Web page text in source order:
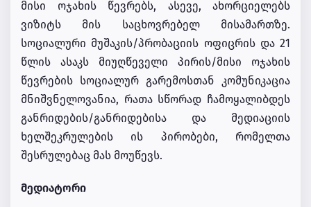
მისი ოჯახის წევრებს, ასევე, ახორციელებს
ვიზიტს მის საცხოვრებელ მისამართზე.
სოციალური მუშაკის/პრობაციის ოფიცრის და 21
წლის ასაკს მიუღწეველი პირის/მისი ოჯახის
წევრების სოციალურ გარემოსთან კომუნიკაცია
მნიშვნელოვანია, რათა სწორად ჩამოყალიბდეს
განრიდების/განრიდებისა და მედიაციის
ხელშეკრულების ის პირობები, რომელთა
შესრულებაც მას მოუწევს.
მედიატორი